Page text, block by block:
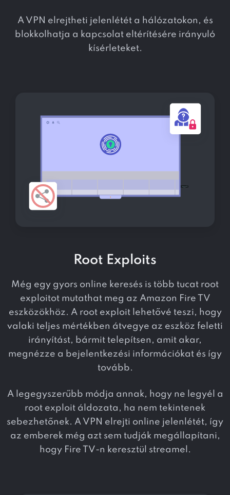
A VPN elrejtheti jelenlétét a hálózatokon, és
blokkolhatja a kapcsolat eltérítésére irányuló
kísérleteket.
Root Exploits
Még egy gyors online keresés is több tucat root
exploitot mutathat meg az Amazon Fire TV
eszközökhöz. A root exploit lehetővé teszi, hogy
valaki teljes mértékben átvegye az eszköz feletti
irányítást, bármit telepítsen, amit akar,
megnézze a bejelentkezési információkat és így
tovább.
A legegyszerűbb módja annak, hogy ne legyél a
root exploit áldozata, ha nem tekintenek
sebezhetőnek. A VPN elrejti online jelenlétét, így
az emberek még azt sem tudják megállapítani,
hogy Fire TV-n keresztül streamel.